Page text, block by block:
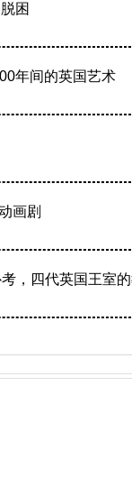
困
年间的英国艺术
画剧
，四代英国王室